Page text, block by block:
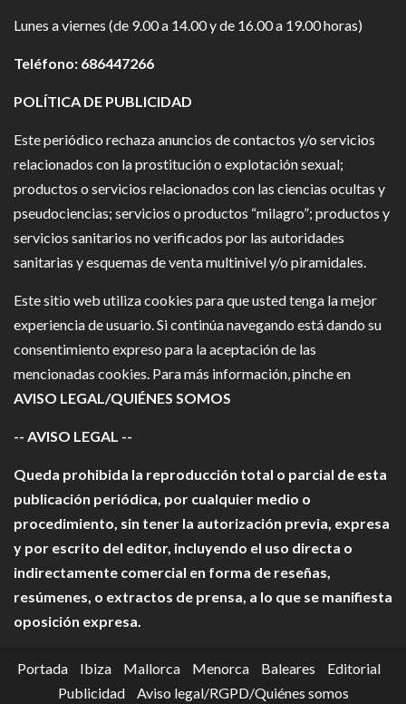
Lunes a viernes (de 9.00 a 14.00 y de 16.00 a 19.00 horas)
Teléfono: 686447266
POLÍTICA DE PUBLICIDAD
Este periódico rechaza anuncios de contactos y/o servicios
relacionados con la prostitución o explotación sexual;
productos o servicios relacionados con las ciencias ocultas y
pseudociencias; servicios o productos “milagro”; productos y
servicios sanitarios no verificados por las autoridades
sanitarias y esquemas de venta multinivel y/o piramidales.
Este sitio web utiliza cookies para que usted tenga la mejor
experiencia de usuario. Si continúa navegando está dando su
consentimiento expreso para la aceptación de las
mencionadas cookies. Para más información, pinche en
AVISO LEGAL/QUIÉNES SOMOS
-- AVISO LEGAL --
Queda prohibida la reproducción total o parcial de esta
publicación periódica, por cualquier medio o
procedimiento, sin tener la autorización previa, expresa
y por escrito del editor, incluyendo el uso directa o
indirectamente comercial en forma de reseñas,
resúmenes, o extractos de prensa, a lo que se manifiesta
oposición expresa.
Portada Ibiza Mallorca Menorca Baleares
Editorial
Publicidad
Aviso legal/RGPD/Quiénes somos